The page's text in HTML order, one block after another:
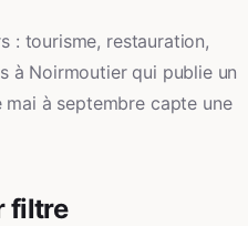
: tourisme, restauration,
à Noirmoutier qui publie un
à septembre capte une
filtre